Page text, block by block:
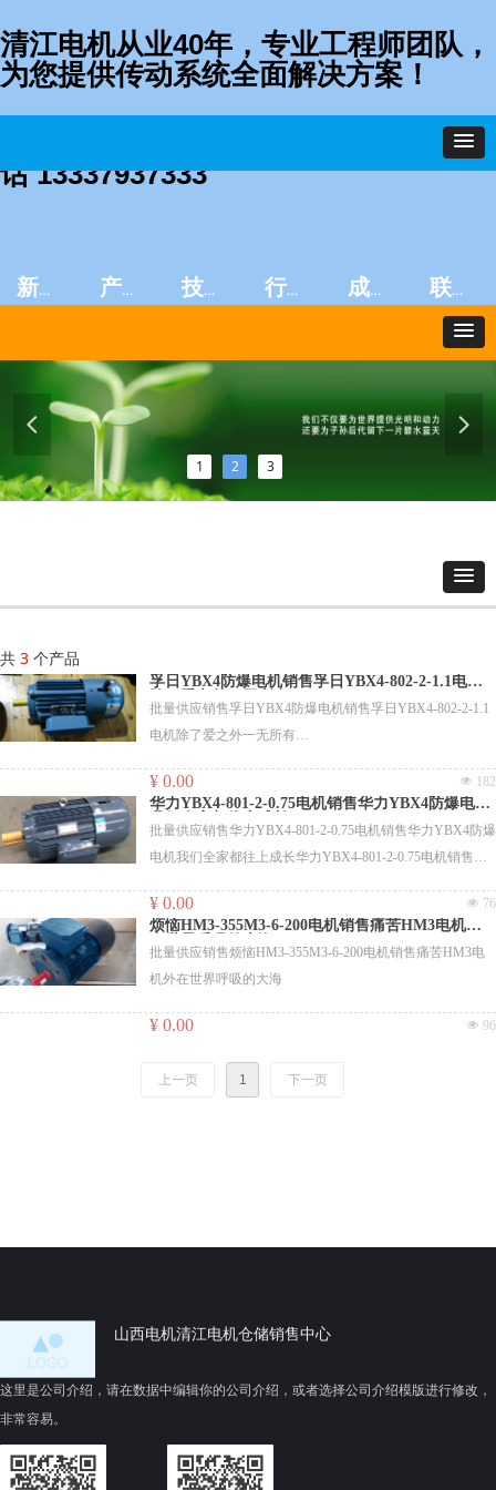
新闻资讯 产品中心 技术服务 行业应用 成功案例 联系我们
1 2 3
넳 넲
清江电机从业40年，专业工程师团队，
为您提供传动系统全面解决方案！
为客户创造价值是我们不变的信仰！电
话 13337937333
共 3 个产品
孚日YBX4防爆电机销售孚日YBX4-802-2-1.1电机
批量供应销售孚日YBX4防爆电机销售孚日YBX4-802-2-1.1
电机除了爱之外一无所有
Y2-160M1-2-11 11 轴头丝M10*30，左侧出线
Y2-160M1-2-11 11 轴头丝M10*30，右侧出线
Y2-160M1-2-11 11 B5，轴头丝M10*30
Y2-160M2-2-15 15 轴头丝M10*30
A3H6324-0.37 0.37 B35大法兰，380V/440V，50HZ/60HZ，
F级，CCS船检。重点确保！
Y2-132M-4-7.5 7.5
YD112M-6/4-2.2/2.8 2.8 B5
넶 182
¥ 0.00
华力YBX4-801-2-0.75电机销售华力YBX4防爆电机
批量供应销售华力YBX4-801-2-0.75电机销售华力YBX4防爆
电机我们全家都往上成长华力YBX4-801-2-0.75电机销售华
넶 76
¥ 0.00
烦恼HM3-355M3-6-200电机销售痛苦HM3电机外
批量供应销售烦恼HM3-355M3-6-200电机销售痛苦HM3电
机外在世界呼吸的大海
넶 96
¥ 0.00
上一页 1 下一页
这里是公司介绍，请在数据中编辑你的公司介绍，或者选择公司介绍模版进行修改，
非常容易。
山西电机清江电机仓储销售中心